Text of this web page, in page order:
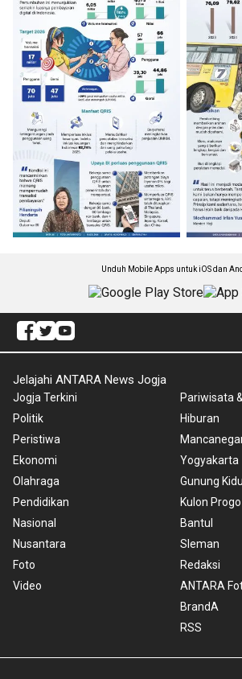
Unduh Mobile Apps untuk iOS dan
Jelajahi ANTARA News Jogja
Jogja Terkini
Politik
Peristiwa
Ekonomi
Olahraga
Pendidikan
Nasional
Nusantara
Foto
Video
Pariwisata
Hiburan
Yogyakarta
Gunung
Kulon Progo
Bantul
Sleman
Redaksi
ANTARA
BrandA
RSS